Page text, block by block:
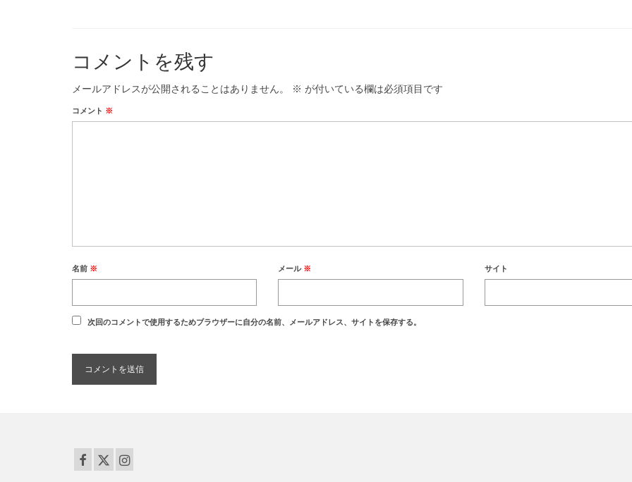
コメントを残す
メールアドレスが公開されることはありません。 ※ が付いている欄は必須項目です
コメント ※
名前 ※ メール ※ サイト
次回のコメントで使用するためブラウザーに自分の名前、メールアドレス、サイトを保存する。